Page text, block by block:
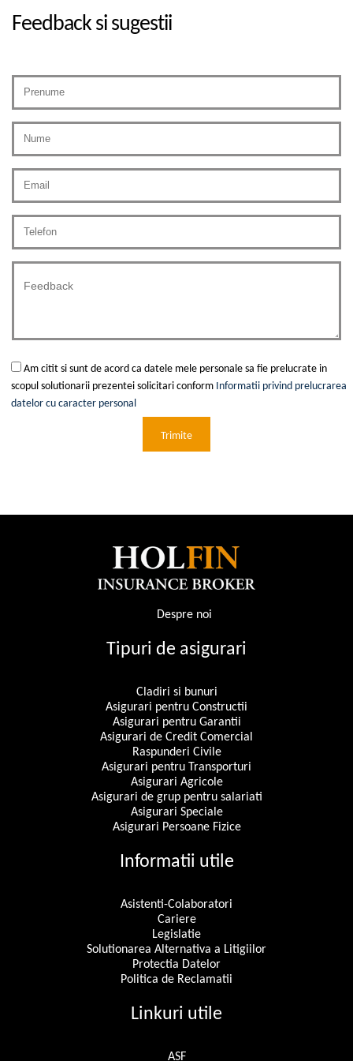
Feedback si sugestii
Am citit si sunt de acord ca datele mele personale sa fie prelucrate in
scopul solutionarii prezentei solicitari conform Informatii privind prelucrarea
datelor cu caracter personal
Despre noi
Tipuri de asigurari
Cladiri si bunuri
Asigurari pentru Constructii
Asigurari pentru Garantii
Asigurari de Credit Comercial
Raspunderi Civile
Asigurari pentru Transporturi
Asigurari Agricole
Asigurari de grup pentru salariati
Asigurari Speciale
Asigurari Persoane Fizice
Informatii utile
Asistenti-Colaboratori
Cariere
Legislatie
Solutionarea Alternativa a Litigiilor
Protectia Datelor
Politica de Reclamatii
Linkuri utile
ASF